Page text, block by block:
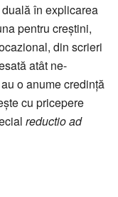
în explicarea
pentru creştini,
din scrieri
atât ne-
o anume credinţă
cu pricepere
reductio ad